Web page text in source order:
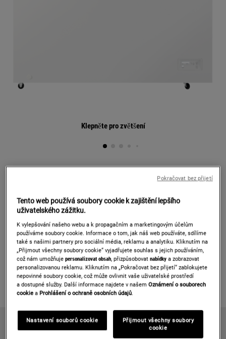
Klepněte pro zvětšení
Detaily produktu
Informačním listem výrobku
Prodloužená záruka 5 let na motor
TECHNICKÁ SPECIFIKACE
Tento web používá soubory cookie k zajištění lepšího
uživatelského zážitku.
K vylepšování našeho webu a k propagačním a marketingovým účelům
používáme soubory cookie. Informace o tom, jak náš web používáte, sdílíme
také s našimi partnery pro sociální média, reklamu a analytiku. Kliknutím na
„Přijmout všechny soubory cookie“ vyjadřujete souhlas s jejich používáním,
což nám umožňujepersonalizovat obsah, přizpůsobovatnabídky a zobrazovat
personalizovanou reklamu. Kliknutím na „Pokračovat bez přijetí“ zablokujete
nepovinné soubory cookie, což může ovlivnit vaše uživatelské prostředí
a dostupné služby. Další informace najdete v našemOznámení o souborech
cookie a Prohlášení o ochraně osobních údajů.
Nastavení souborů cookie
Přijmout všechny soubory
cookie
Pokračovat bez přijetí